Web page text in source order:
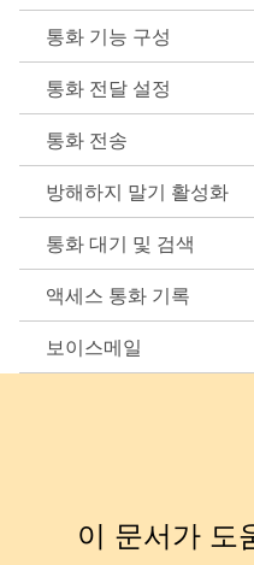
통화 기능 구성
통화 전달 설정
통화 전송
방해하지 말기 활성화
통화 대기 및 검색
액세스 통화 기록
보이스메일
이 문서가 도